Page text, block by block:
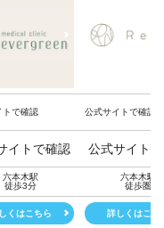
トで確認 公式サイトで確認
イトで確認 公式サイト
六本木駅
徒歩3分
六本木駅
徒歩圏
くはこちら 詳しくはこち